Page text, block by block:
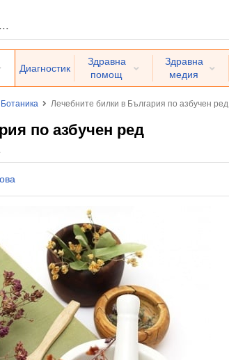
Диагностик
Здравна
помощ
Здравна
медия
Ботаника Лечебните билки в България по азбучен ред
по азбучен ред